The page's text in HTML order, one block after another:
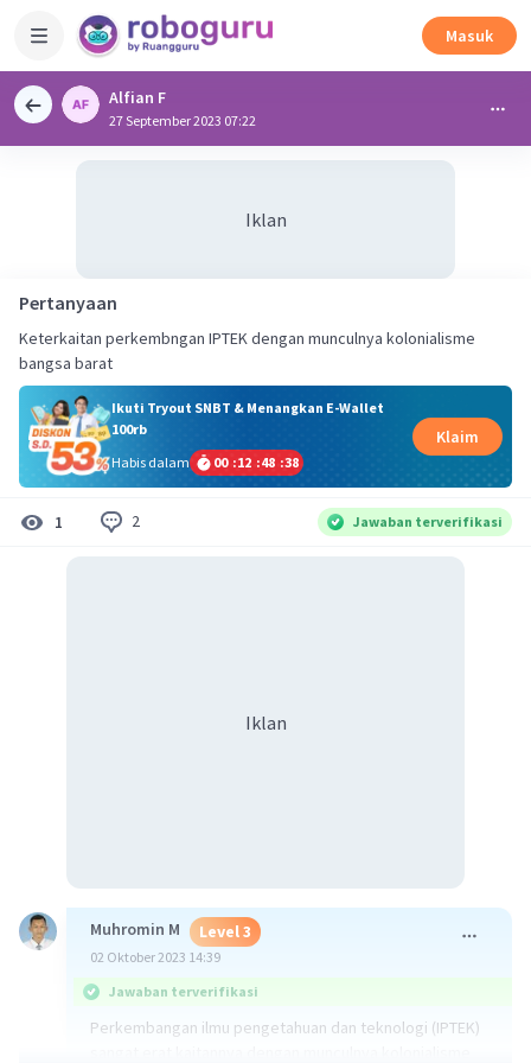
Masuk
Alfian F
27 September 2023 07:22
Iklan
Pertanyaan
Keterkaitan perkembngan IPTEK dengan munculnya kolonialisme
bangsa barat
Ikuti Tryout SNBT & Menangkan E-Wallet
100rb
Habis dalam
00 :12 :48 :38
Klaim
1 2 Jawaban terverifikasi
Iklan
Muhromin M Level 3
02 Oktober 2023 14:39
Jawaban terverifikasi
Perkembangan ilmu pengetahuan dan teknologi (IPTEK)